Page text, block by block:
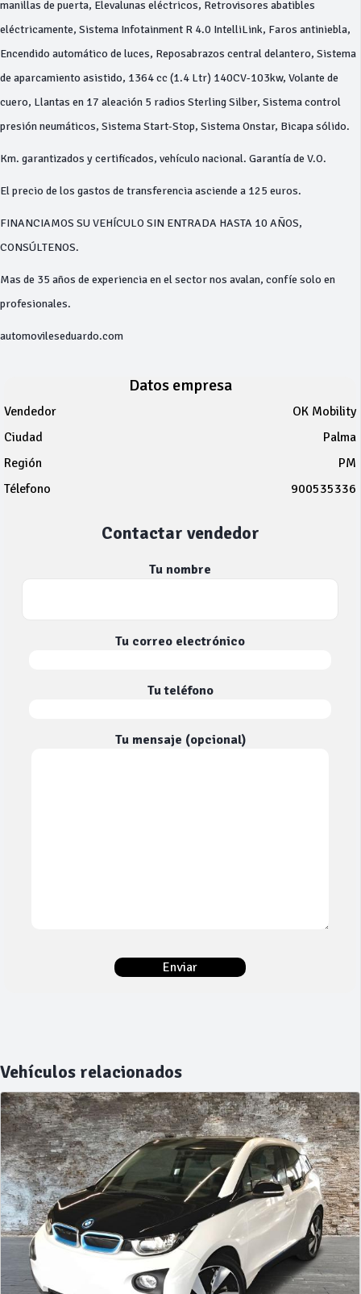
manillas de puerta, Elevalunas eléctricos, Retrovisores abatibles
eléctricamente, Sistema Infotainment R 4.0 IntelliLink, Faros antiniebla,
Encendido automático de luces, Reposabrazos central delantero, Sistema
de aparcamiento asistido, 1364 cc (1.4 Ltr) 140CV-103kw, Volante de
cuero, Llantas en 17 aleación 5 radios Sterling Silber, Sistema control
presión neumáticos, Sistema Start-Stop, Sistema Onstar, Bicapa sólido.
Km. garantizados y certificados, vehículo nacional. Garantía de V.O.
El precio de los gastos de transferencia asciende a 125 euros.
FINANCIAMOS SU VEHÍCULO SIN ENTRADA HASTA 10 AÑOS,
CONSÚLTENOS.
Mas de 35 años de experiencia en el sector nos avalan, confíe solo en
profesionales.
automovileseduardo.com
Datos empresa
Vendedor
OK Mobility
Ciudad
Palma
Región
PM
Télefono
900535336
Contactar vendedor
Tu nombre
Tu correo electrónico
Tu teléfono
Tu mensaje (opcional)
Vehículos relacionados